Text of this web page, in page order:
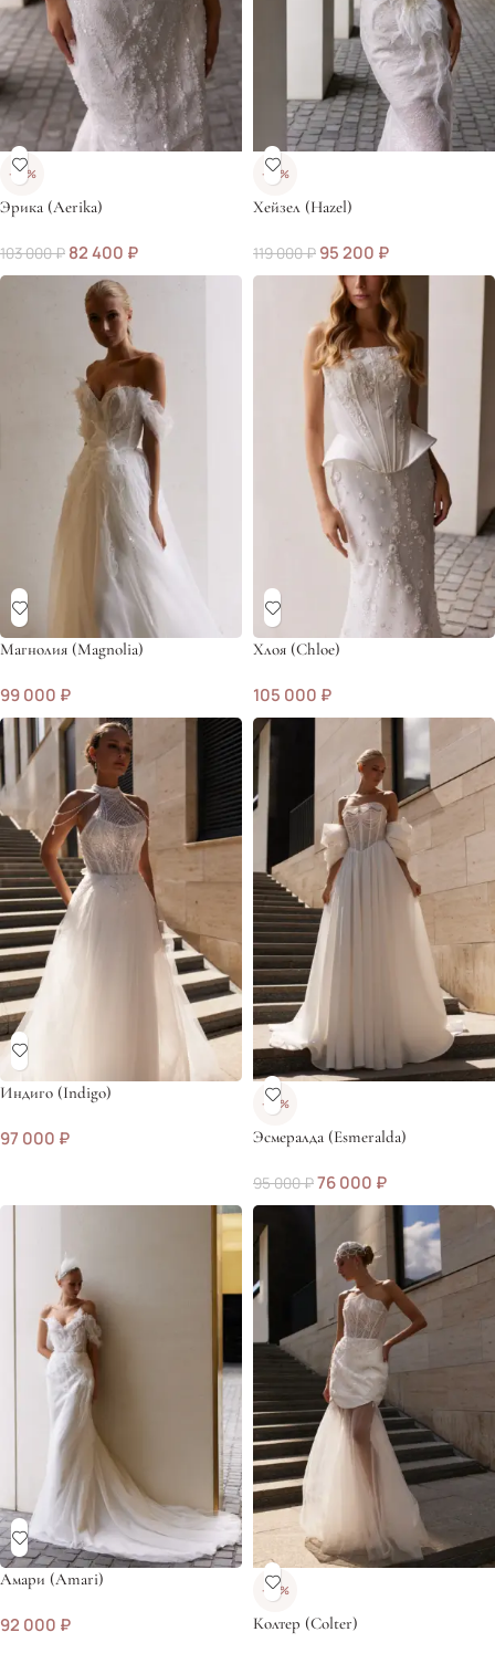
-20%
Эрика (Aerika)
103 000₽ 82 400 ₽
-20%
Хейзел (Hazel)
119 000₽ 95 200 ₽
Магнолия (Magnolia)
99 000 ₽
Хлоя (Chloe)
105 000 ₽
Индиго (Indigo)
97 000 ₽
-20%
Эсмералда (Esmeralda)
95 000₽76 000 ₽
Амари (Amari)
92 000 ₽
-30%
Колтер (Colter)